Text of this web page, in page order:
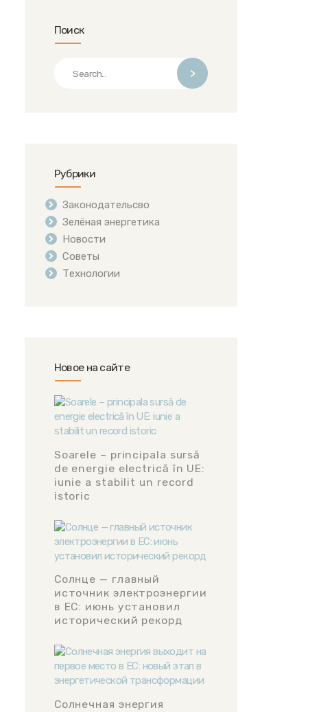
Поиск
>
Рубрики
Законодательсво
Зелёная энергетика
Новости
Советы
Технологии
Новое на сайте
Soarele – principala sursă
de energie electrică în UE:
iunie a stabilit un record
istoric
Солнце — главный
источник электроэнергии
в ЕС: июнь установил
исторический рекорд
Солнечная энергия